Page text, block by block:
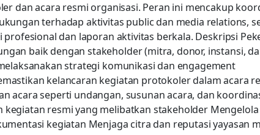
dan acara resmi organisasi. Peran ini mencakup
terhadap aktivitas public dan media relations,
dan laporan aktivitas berkala. Deskripsi
baik dengan stakeholder (mitra, donor, instansi,
strategi komunikasi dan engagement
kelancaran kegiatan protokoler dalam acara
acara seperti undangan, susunan acara, dan
resmi yang melibatkan stakeholder Mengelola
kegiatan Menjaga citra dan reputasi yayasan